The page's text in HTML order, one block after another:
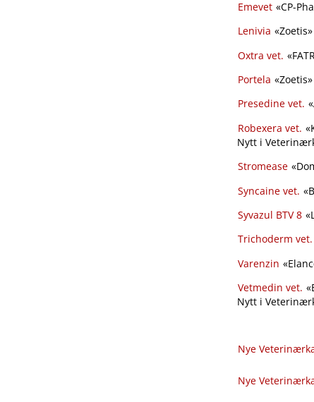
Emevet «CP-
Lenivia
Oxtra vet.
Portela
Presedine vet.
Robexera vet.
Nytt i
Stromease
Syncaine vet.
Syvazul BTV 8
Trichoderm vet.
Varenzin
Vetmedin vet.
Nytt i
Nye
Nye